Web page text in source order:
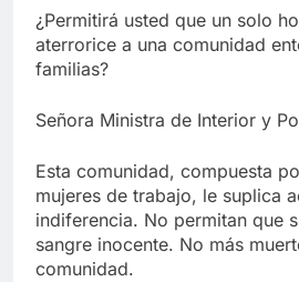
¿Permitirá usted que un solo
aterrorice a una comunidad
familias?
Señora Ministra de Interior y
Esta comunidad, compuesta
mujeres de trabajo, le suplica
indiferencia. No permitan que
sangre inocente. No más
comunidad.